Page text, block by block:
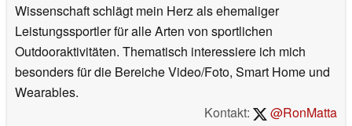
Wissenschaft schlägt mein Herz als ehemaliger
Leistungssportler für alle Arten von sportlichen
Outdooraktivitäten. Thematisch interessiere ich mich
besonders für die Bereiche Video/Foto, Smart Home und
Wearables.
Kontakt:
@RonMatta